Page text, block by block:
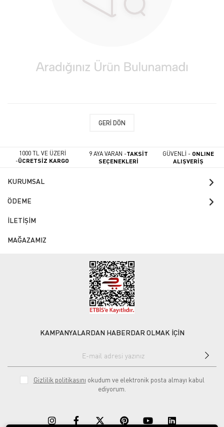
GERI DÖN
1000 TL VE ÜZERİ
-ÜCRETSİZ KARGO
9 AYA VARAN -TAKSİT
SEÇENEKLERİ
GÜVENLİ - ONLINE
ALIŞVERİŞ
KURUMSAL
ÖDEME
İLETİŞİM
MAĞAZAMIZ
KAMPANYALARDAN HABERDAR OLMAK İÇİN
Gizlilik politikasını okudum ve elektronik posta almayı kabul
ediyorum.